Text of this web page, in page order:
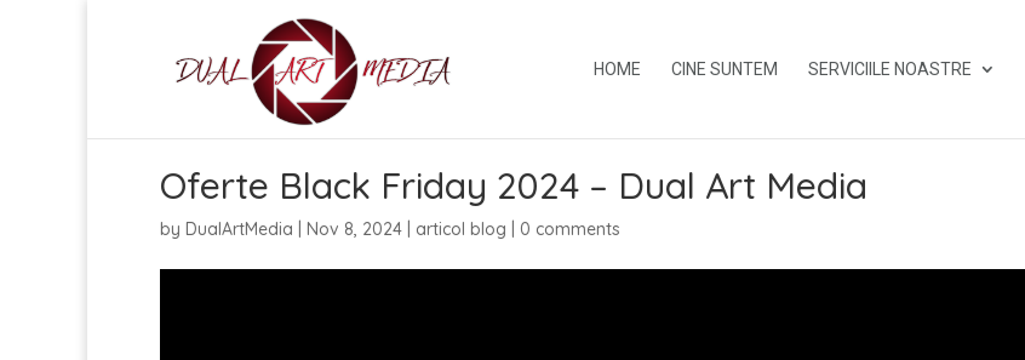
HOME CINE SUNTEM SERVICIILE NOASTRE
Oferte Black Friday 2024 – Dual Art Media
by DualArtMedia Nov 8, 2024 articol blog 0 comments